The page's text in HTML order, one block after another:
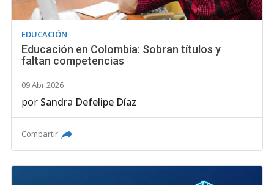
EDUCACIÓN
Educación en Colombia: Sobran títulos y
faltan competencias
09 Abr 2026
por Sandra Defelipe Díaz
Compartir